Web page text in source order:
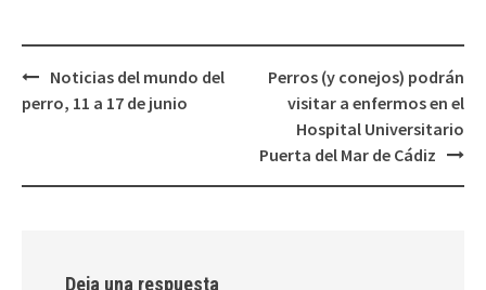
Navegación
de
Noticias del mundo del
perro, 11 a 17 de junio
Perros (y conejos) podrán
visitar a enfermos en el
Hospital Universitario
Puerta del Mar de Cádiz
Deja una respuesta